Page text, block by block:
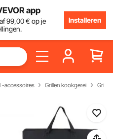
app
99,00€ op je
Installeren
-accessoires Grillen kookgerei